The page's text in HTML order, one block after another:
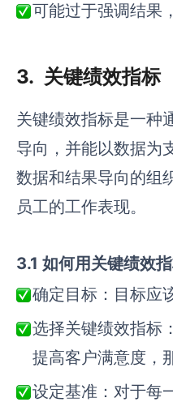
可能过于强调结果
3. 关键绩效指标
关键绩效指标是一种
导向，并能以数据为
数据和结果导向的组
员工的工作表现。
3.1 如何用关键绩效
确定目标： 目标应
选择关键绩效指标：
提高客户满意度，
设定基准：对于每